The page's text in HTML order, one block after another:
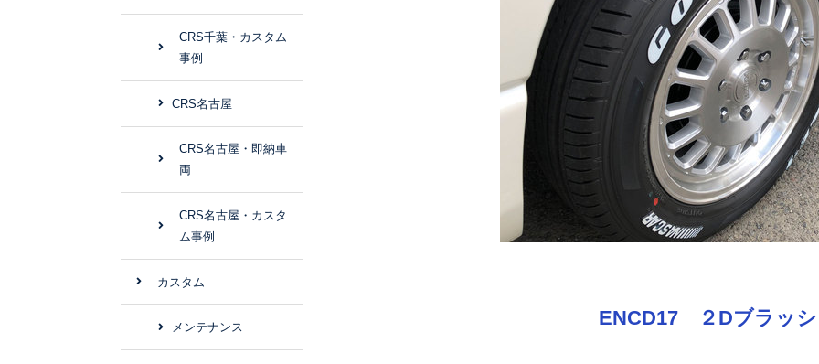
ENCD17 ２Dブラッ
CRS千葉・カスタム
事例
CRS名古屋
CRS名古屋・即納車
両
CRS名古屋・カスタ
ム事例
カスタム
メンテナンス